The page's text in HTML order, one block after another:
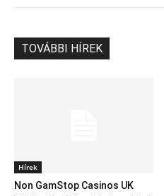
TOVÁBBI HÍREK
Hírek
Non GamStop Casinos UK